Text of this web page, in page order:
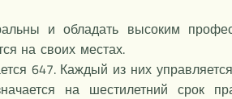
и обладать высоким
на своих местах.
647. Каждый из них
на шестилетний срок